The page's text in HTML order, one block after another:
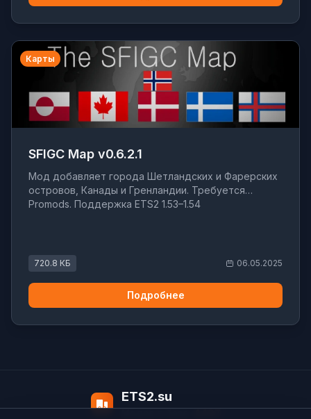
Карты
SFIGC Map v0.6.2.1
Мод добавляет города Шетландских и Фарерских
островов, Канады и Гренландии. Требуется
Promods. Поддержка ETS2 1.53–1.54
720.8 КБ 06.05.2025
Подробнее
ETS2.su